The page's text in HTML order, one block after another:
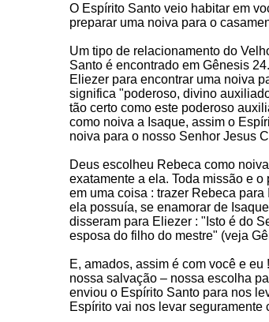
O Espírito Santo veio habitar em
preparar uma noiva para o
Um tipo de relacionamento do
Santo é encontrado em Gênesis
Eliezer para encontrar uma noiva
significa "poderoso, divino
tão certo como este poderoso
como noiva a Isaque, assim o
noiva para o nosso Senhor Jesus
Deus escolheu Rebeca como
exatamente a ela. Toda missão e
em uma coisa : trazer Rebeca
ela possuía, se enamorar de
disseram para Eliezer : "Isto é do
esposa do filho do mestre" (veja
E, amados, assim é com você e
nossa salvação – nossa escolha
enviou o Espírito Santo para nos
Espírito vai nos levar seguramente